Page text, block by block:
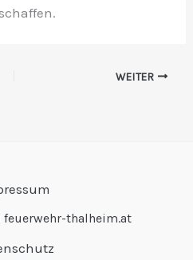
WEITER
thalheim.at